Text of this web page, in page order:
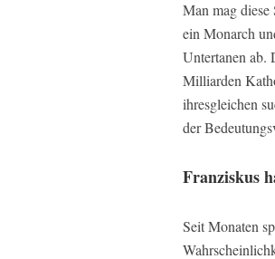
Man mag diese
ein Monarch
Untertanen ab.
Milliarden
ihresgleichen
der
Franziskus
Seit Monaten